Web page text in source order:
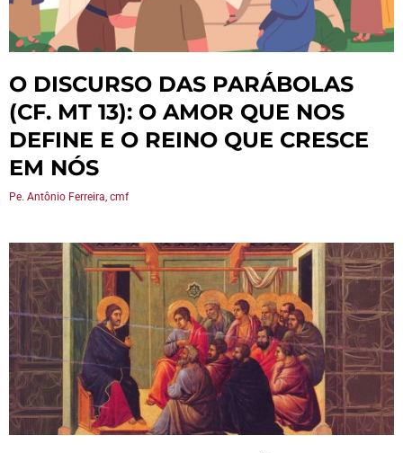
O DISCURSO DAS PARÁBOLAS
(CF. MT 13): O AMOR QUE NOS
DEFINE E O REINO QUE CRESCE
EM NÓS
Pe. Antônio Ferreira, cmf